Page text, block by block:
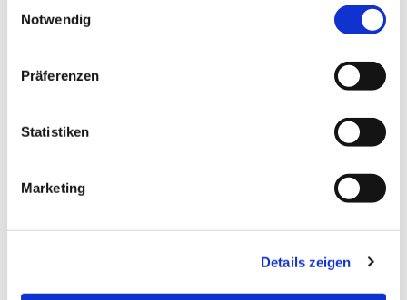
Notwendig
Präferenzen
Statistiken
Marketing
Details zeigen